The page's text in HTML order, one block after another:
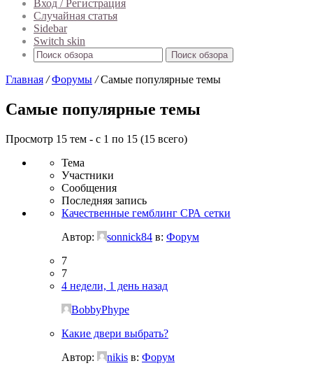
Вход / Регистрация
Случайная статья
Sidebar
Switch skin
Поиск обзора
Главная / Форумы / Самые популярные темы
Самые популярные темы
Просмотр 15 тем - с 1 по 15 (15 всего)
Тема
Участники
Сообщения
Последняя запись
Качественные гемблинг СРА сетки
Автор:
sonnick84 в: Форум
7
7
4 недели, 1 день назад
BobbyPhype
Какие двери выбрать?
Автор:
nikis в: Форум